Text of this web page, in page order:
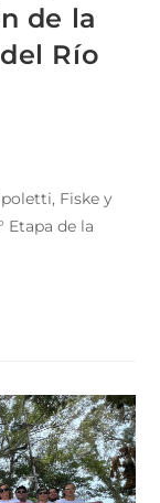
de la
Río
Fiske y
Etapa de la